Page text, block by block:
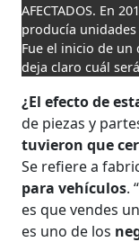
AFECTADOS. En
producía
Fue el inicio de un
deja claro cuál
¿El efecto de
de piezas y
tuvieron que
Se refiere a
para vehículos.
es que vendes
es uno de los